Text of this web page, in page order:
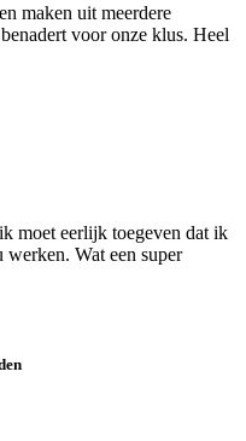
maken uit meerdere
voor onze klus. Heel
moet eerlijk toegeven dat ik
werken. Wat een super